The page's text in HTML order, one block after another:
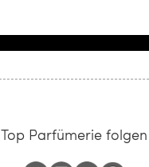
Top Parfümerie folgen